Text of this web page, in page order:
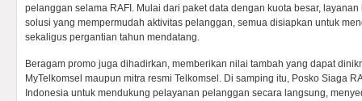
pelanggan selama RAFI. Mulai dari paket data dengan kuota besar,
solusi yang mempermudah aktivitas pelanggan, semua disiapkan untuk
sekaligus pergantian tahun mendatang.
Beragam promo juga dihadirkan, memberikan nilai tambah yang dapat
MyTelkomsel maupun mitra resmi Telkomsel. Di samping itu, Posko Siaga
Indonesia untuk mendukung pelayanan pelanggan secara langsung,